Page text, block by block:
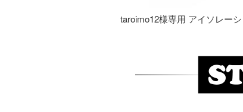
taroimo12様専用 アイソレー